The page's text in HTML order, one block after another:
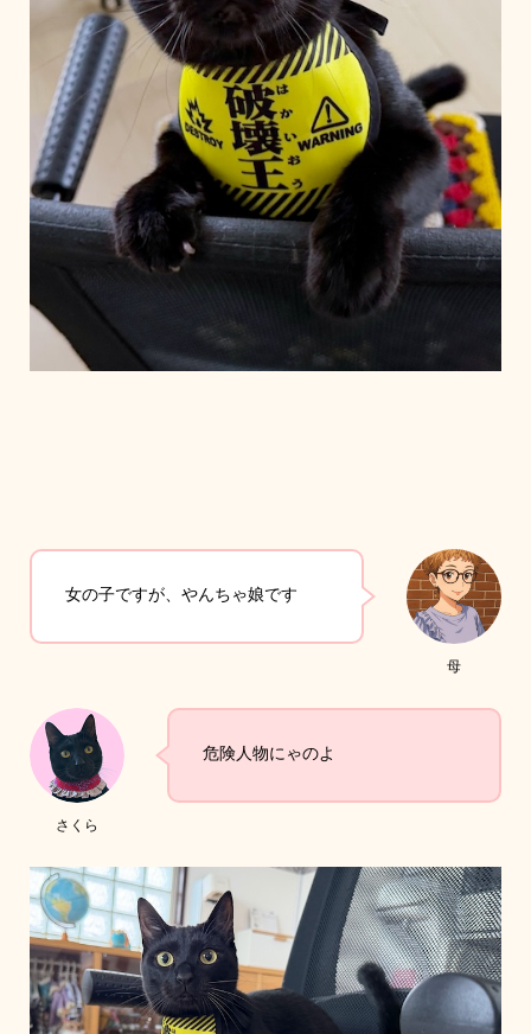
母
女の子ですが、やんちゃ娘です
さくら
危険人物にゃのよ